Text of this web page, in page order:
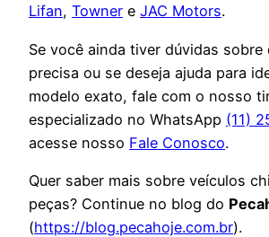
Lifan, Towner e JAC Motors.
Se você ainda tiver dúvidas sobre
precisa ou se deseja ajuda para
modelo exato, fale com o nosso
especializado no WhatsApp (11)
acesse nosso Fale Conosco.
Quer saber mais sobre veículos
peças? Continue no blog do
(https://blog.pecahoje.com.br).